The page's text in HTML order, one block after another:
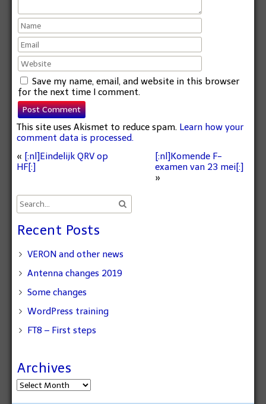
Save my name, email, and website in this browser
for the next time I comment.
This site uses Akismet to reduce spam. Learn how your
comment data is processed.
« [:nl]Eindelijk QRV op
HF[:]
[:nl]Komende F-
examen van 23 mei[:]
»
Recent Posts
VERON and other news
Antenna changes 2019
Some changes
WordPress training
FT8 – First steps
Archives